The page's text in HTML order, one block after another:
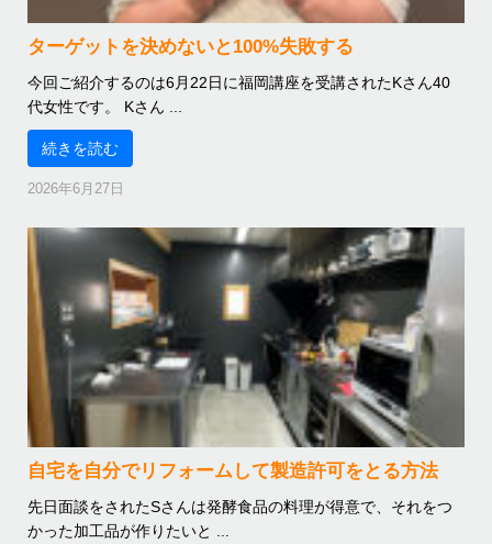
ターゲットを決めないと100%失敗する
今回ご紹介するのは6月22日に福岡講座を受講されたKさん40
代女性です。 Kさん ...
続きを読む
2026年6月27日
自宅を自分でリフォームして製造許可をとる方法
先日面談をされたSさんは発酵食品の料理が得意で、それをつ
かった加工品が作りたいと ...